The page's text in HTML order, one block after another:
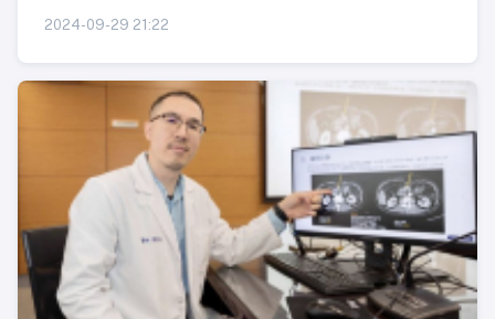
2024-09-29 21:22